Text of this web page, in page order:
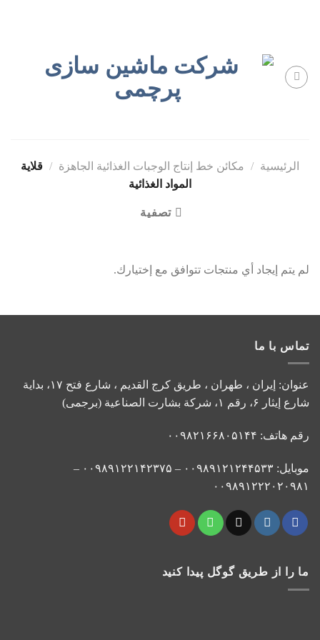
الرئيسية / مكائن خط إنتاج الوجبات الغذائية الجاهزة / قلاية
المواد الغذائية
تصفية
لم يتم إيجاد أي منتجات تتوافق مع إختيارك.
تماس با ما
عنوان: إيران ، طهران ، طريق کرج القديم ، شارع فتح ۱۷، بداية
شارع إيثار ۶، رقم ۱، شركة بشارت الصناعية (برجمی)
رقم هاتف: ۰۰۹۸۲۱۶۶۸۰۵۱۴۴
موبایل: ۰۰۹۸۹۱۲۱۲۴۴۵۳۳ – ۰۰۹۸۹۱۲۲۱۴۲۳۷۵ –
۰۰۹۸۹۱۲۲۲۰۲۰۹۸۱
ما را از طریق گوگل پیدا کنید